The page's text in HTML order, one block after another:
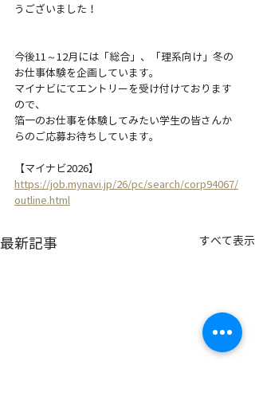
うございました！
今後11～12月には「総合」、「理系向け」冬の
お仕事体験を企画しています。
マイナビにてエントリーを受け付けております
ので、
箔一のお仕事を体験してみたい学生の皆さんか
らのご応募お待ちしています。
【マイナビ2026】
https://job.mynavi.jp/26/pc/search/corp94067/
outline.html
最新記事 すべて表示